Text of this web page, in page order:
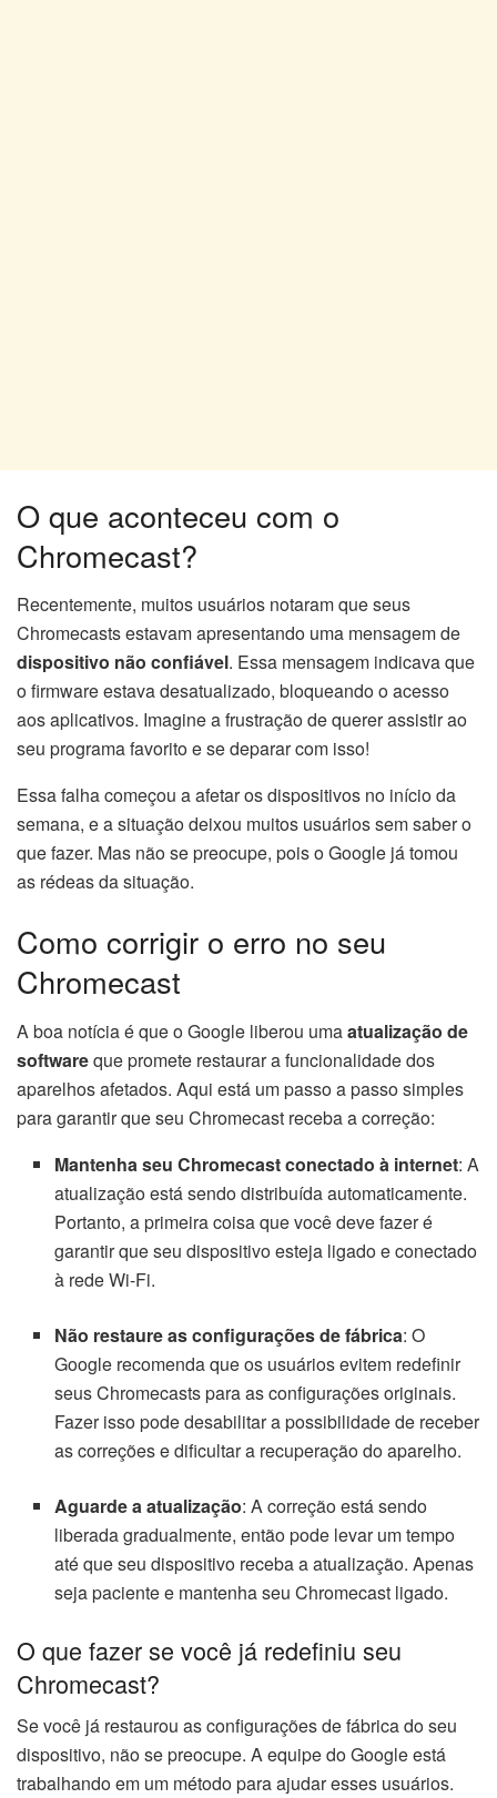
O que aconteceu com o
Chromecast?
Recentemente, muitos usuários notaram que seus
Chromecasts estavam apresentando uma mensagem de
dispositivo não confiável. Essa mensagem indicava que
o firmware estava desatualizado, bloqueando o acesso
aos aplicativos. Imagine a frustração de querer assistir ao
seu programa favorito e se deparar com isso!
Essa falha começou a afetar os dispositivos no início da
semana, e a situação deixou muitos usuários sem saber o
que fazer. Mas não se preocupe, pois o Google já tomou
as rédeas da situação.
Como corrigir o erro no seu
Chromecast
A boa notícia é que o Google liberou umaatualização de
softwareque promete restaurar a funcionalidade dos
aparelhos afetados. Aqui está um passo a passo simples
para garantir que seu Chromecast receba a correção:
Mantenha seu Chromecast conectado à internet: A
atualização está sendo distribuída automaticamente.
Portanto, a primeira coisa que você deve fazer é
garantir que seu dispositivo esteja ligado e conectado
à rede Wi-Fi.
Não restaure as configurações de fábrica: O
Google recomenda que os usuários evitem redefinir
seus Chromecasts para as configurações originais.
Fazer isso pode desabilitar a possibilidade de receber
as correções e dificultar a recuperação do aparelho.
Aguarde a atualização: A correção está sendo
liberada gradualmente, então pode levar um tempo
até que seu dispositivo receba a atualização. Apenas
seja paciente e mantenha seu Chromecast ligado.
O que fazer se você já redefiniu seu
Chromecast?
Se você já restaurou as configurações de fábrica do seu
dispositivo, não se preocupe. A equipe do Google está
trabalhando em um método para ajudar esses usuários.